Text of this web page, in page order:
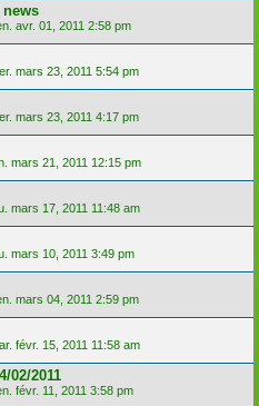
news
avr. 01, 2011 2:58 pm
mars 23, 2011 5:54 pm
mars 23, 2011 4:17 pm
mars 21, 2011 12:15 pm
mars 17, 2011 11:48 am
mars 10, 2011 3:49 pm
mars 04, 2011 2:59 pm
févr. 15, 2011 11:58 am
02/2011
févr. 11, 2011 3:58 pm